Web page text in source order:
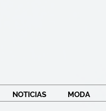
NOTICIAS MODA